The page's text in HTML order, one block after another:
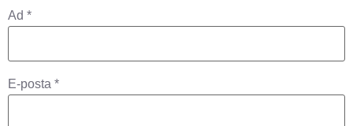
Ad *
E-posta *